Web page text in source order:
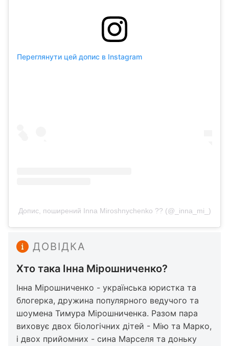
Переглянути цей допис в Instagram
Допис, поширений Inna Miroshnychenko ?? (@_inna_mi_)
ДОВІДКА
Хто така Інна Мірошниченко?
Інна Мірошниченко - українська юристка та
блогерка, дружина популярного ведучого та
шоумена Тимура Мірошниченка. Разом пара
виховує двох біологічних дітей - Мію та Марко,
і двох прийомних - сина Марселя та доньку